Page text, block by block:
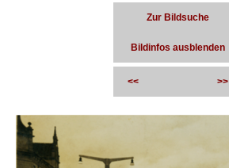
Zur Bildsuche
Bildinfos ausblenden
<< >>